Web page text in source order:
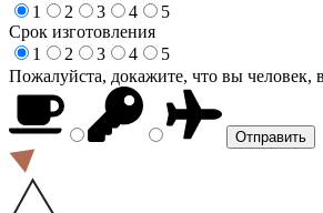
1
2 3 4
5
Срок изготовления
1
2 3 4
5
Пожалуйста, докажите, что вы человек,